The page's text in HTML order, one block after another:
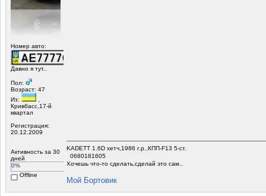
Номер авто:
Давно я тут..
Пол:
Возраст: 47
Из:
,
Кривбасс,17-й
квартал
Регистрация:
20.12.2009
Активность за 30
дней
0%
Offline
KADETT 1.6D хетч,1986 г.р.,КПП-F13 5-ст.
0680181605
Хочешь что-то сделать,сделай это сам..
Мой Бортовик